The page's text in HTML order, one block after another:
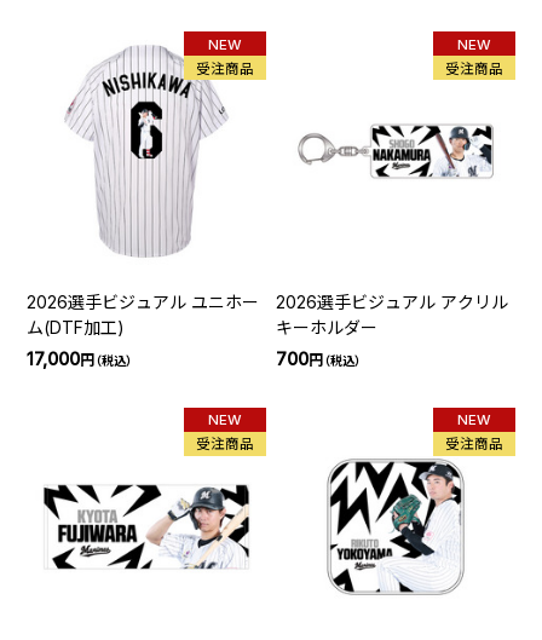
NEW
受注商品
2026選手ビジュアル ユニホー
ム(DTF加工)
17,000円（税込）
NEW
受注商品
2026選手ビジュアル アクリル
キーホルダー
700円（税込）
NEW
受注商品
NEW
受注商品